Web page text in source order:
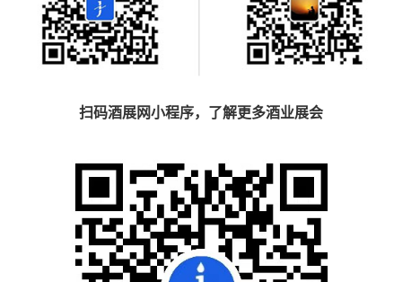
扫码酒展网小程序，了解更多酒业展会